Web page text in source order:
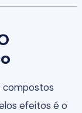
compostos
efeitos é o